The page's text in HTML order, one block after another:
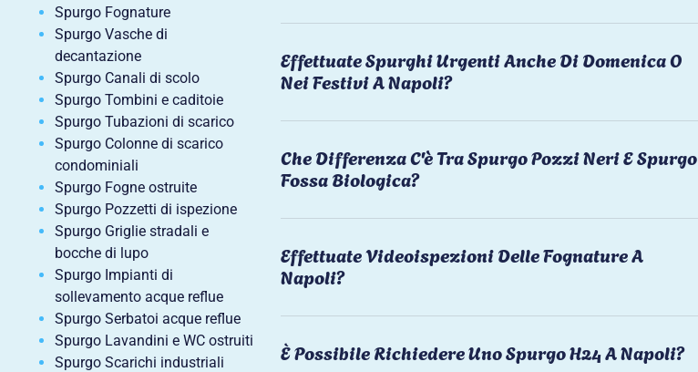
Spurgo Fognature
Spurgo Vasche di
decantazione
Spurgo Canali di scolo
Spurgo Tombini e caditoie
Spurgo Tubazioni di scarico
Spurgo Colonne di scarico
condominiali
Spurgo Fogne ostruite
Spurgo Pozzetti di ispezione
Spurgo Griglie stradali e
bocche di lupo
Spurgo Impianti di
sollevamento acque reflue
Spurgo Serbatoi acque reflue
Spurgo Lavandini e WC ostruiti
Spurgo Scarichi industriali
Effettuate Spurghi Urgenti Anche Di Domenica O
Nei Festivi A Napoli?
Che Differenza C'è Tra Spurgo Pozzi Neri E Spurgo
Fossa Biologica?
Effettuate Videoispezioni Delle Fognature A
Napoli?
È Possibile Richiedere Uno Spurgo H24 A Napoli?